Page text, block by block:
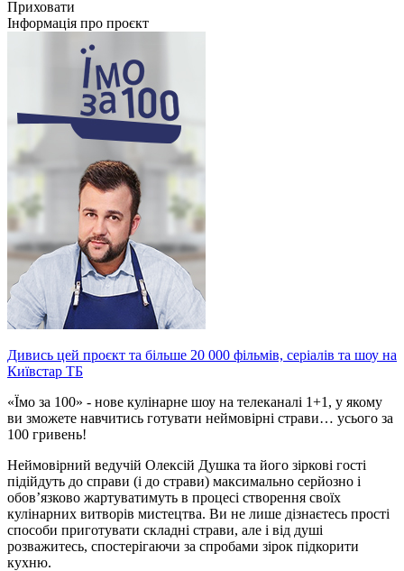
Приховати
Інформація про проєкт
Дивись цей проєкт та більше 20 000 фільмів, серіалів та шоу на
Київстар ТБ
«Їмо за 100» - нове кулінарне шоу на телеканалі 1+1, у якому
ви зможете навчитись готувати неймовірні страви… усього за
100 гривень!
Неймовірний ведучій Олексій Душка та його зіркові гості
підійдуть до справи (і до страви) максимально серйозно і
обов’язково жартуватимуть в процесі створення своїх
кулінарних витворів мистецтва. Ви не лише дізнаєтесь прості
способи приготувати складні страви, але і від душі
розважитесь, спостерігаючи за спробами зірок підкорити
кухню.